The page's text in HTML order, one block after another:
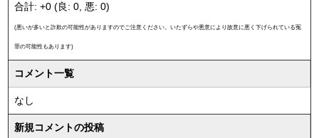
合計: +0 (良: 0, 悪: 0)
(悪いが多いと詐欺の可能性がありますのでご注意ください。いたずらや悪意により故意に悪く下げられている冤
罪の可能性もあります)
コメント一覧
なし
新規コメントの投稿